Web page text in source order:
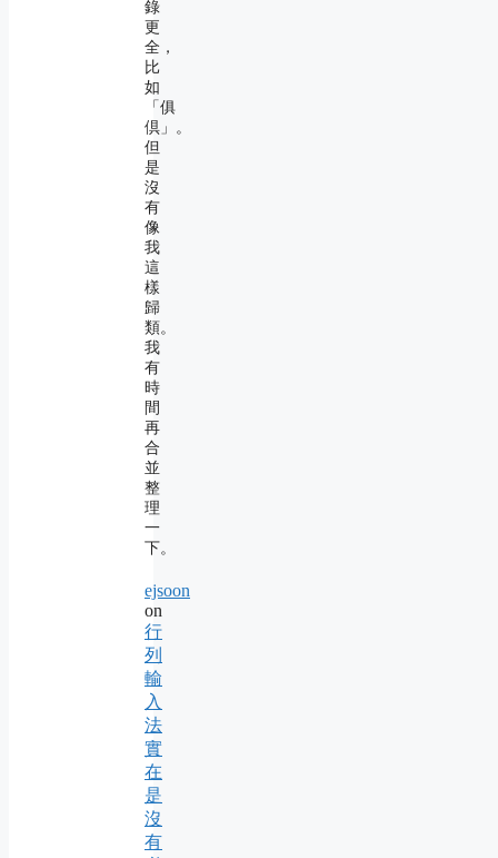
錄
更
全，
比
如
「俱
倶」。
但
是
沒
有
像
我
這
樣
歸
類。
我
有
時
間
再
合
並
整
理
一
下。
ejsoon
on
行
列
輸
入
法
實
在
是
沒
有